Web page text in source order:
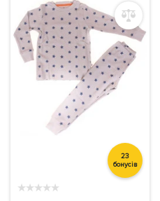
23
бонусів
★★★★★